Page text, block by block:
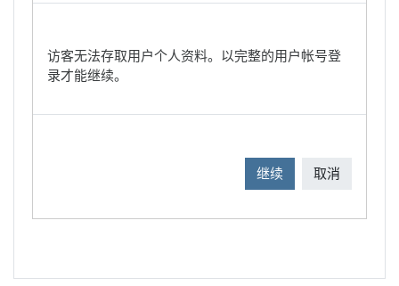
访客无法存取用户个人资料。以完整的用户帐号登
录才能继续。
继续 取消